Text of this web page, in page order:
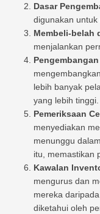
Dasar
digunakan
Membeli-belah
menjalankan
lebih banyak
yang lebih tinggi.
Pemeriksaan
menyediakan
menunggu
itu, memastikan
Kawalan
mengurus dan
mereka
diketahui oleh